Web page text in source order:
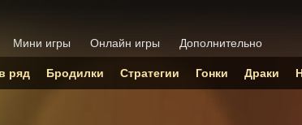
Мини игры Онлайн игры Дополнительно
ряд Бродилки Стратегии Гонки Драки